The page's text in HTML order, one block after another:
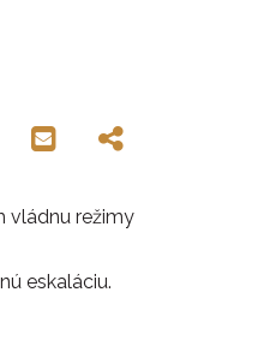
vládnu režimy
eskaláciu.